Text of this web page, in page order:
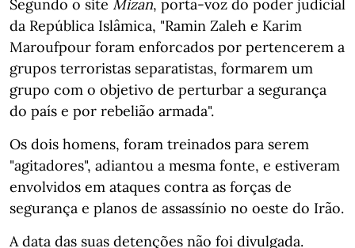
Segundo o site Mizan, porta-voz do poder judicial
da República Islâmica, "Ramin Zaleh e Karim
Maroufpour foram enforcados por pertencerem a
grupos terroristas separatistas, formarem um
grupo com o objetivo de perturbar a segurança
do país e por rebelião armada".
Os dois homens, foram treinados para serem
"agitadores", adiantou a mesma fonte, e estiveram
envolvidos em ataques contra as forças de
segurança e planos de assassínio no oeste do Irão.
A data das suas detenções não foi divulgada.